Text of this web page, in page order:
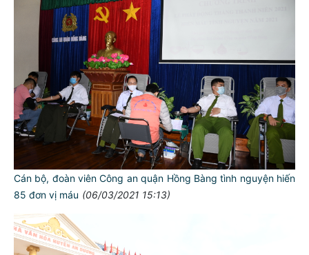
Cán bộ, đoàn viên Công an quận Hồng Bàng tình nguyện hiến
85 đơn vị máu (06/03/2021 15:13)